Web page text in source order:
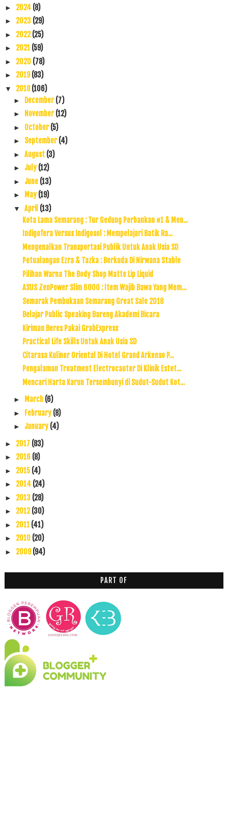
► 2024 (8)
► 2023 (29)
► 2022(25)
► 2021 (59)
► 2020 (78)
► 2019(83)
▼ 2018(106)
► December(7)
► November(12)
► October(5)
► September(4)
► August (3)
► July (12)
► June (13)
► May (19)
▼ April (13)
Kota Lama Semarang : Tur Gedung Perbankan #1 & Men...
Indigofera Versus Indigosol : Mempelajari Batik Ra...
Mengenalkan Transportasi Publik Untuk Anak Usia SD
Petualangan Ezra & Tazka : Berkuda Di Nirwana Stable
Pilihan Warna The Body Shop Matte Lip Liquid
ASUS ZenPower Slim 6000 : Item Wajib Bawa Yang Mem...
Semarak Pembukaan Semarang Great Sale 2018
Belajar Public Speaking Bareng Akademi Bicara
Kiriman Beres Pakai GrabExpress
Practical Life Skills Untuk Anak Usia SD
Citarasa Kuliner Oriental Di Hotel Grand Arkenso P...
Pengalaman Treatment Electrocauter Di Klinik Estet...
Mencari Harta Karun Tersembunyi di Sudut-Sudut Kot...
► March (6)
► February (8)
► January (4)
► 2017 (83)
► 2016 (8)
► 2015 (4)
► 2014 (24)
► 2013 (28)
► 2012(30)
► 2011 (41)
► 2010 (20)
► 2009(94)
PART OF